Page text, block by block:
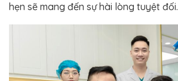
hẹn sẽ mang đến sự hài lòng tuyệt đối.